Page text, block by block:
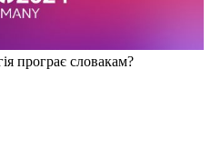
програє словакам?